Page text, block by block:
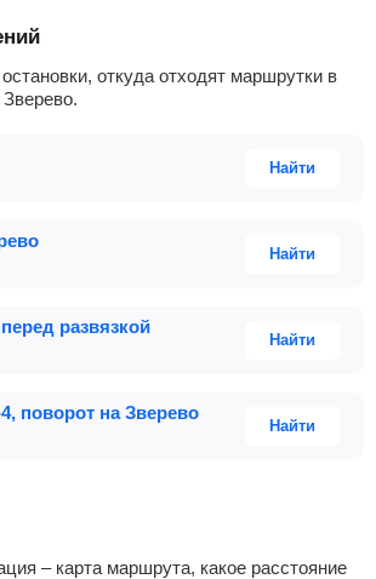
Найти
развязкой
Найти
Найти
поворот на Зверево
Найти
– карта маршрута, какое расстояние